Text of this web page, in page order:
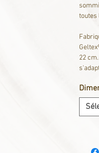
toutes
22
Chez